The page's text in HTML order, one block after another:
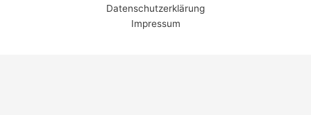
Datenschutzerklärung
Impressum